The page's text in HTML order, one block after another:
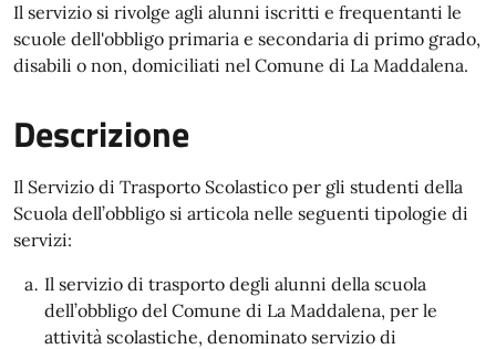
Il servizio si rivolge agli alunni iscritti e frequentanti le
scuole dell'obbligo primaria e secondaria di primo grado,
disabili o non, domiciliati nel Comune di La Maddalena.
Descrizione
Il Servizio di Trasporto Scolastico per gli studenti della
Scuola dell’obbligo si articola nelle seguenti tipologie di
servizi:
Il servizio di trasporto degli alunni della scuola
dell’obbligo del Comune di La Maddalena, per le
attività scolastiche, denominato servizio di